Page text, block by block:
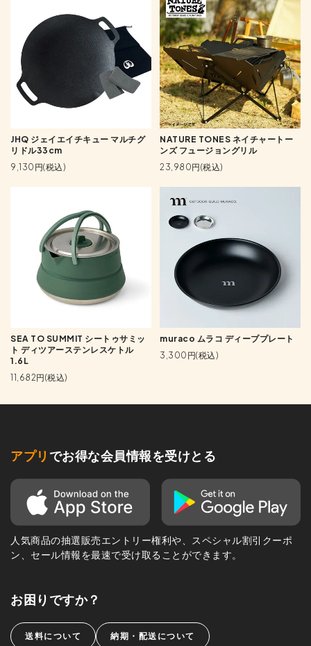
JHQ ジェイエイチキュー マルチグ
リドル33cm
9,130円(税込)
NATURE TONES ネイチャートー
ンズ フュージョングリル
23,980円(税込)
SEA TO SUMMIT シートゥサミッ
ト ディツアーステンレスケトル
1.6L
11,682円(税込)
muraco ムラコ ディーププレート
3,300円(税込)
アプリ でお得な会員情報を受けとる
人気商品の抽選販売エントリー権利や、スペシャル割引クーポ
ン、セール情報を最速で受け取ることができます。
お困りですか？
送料について 納期・配送について